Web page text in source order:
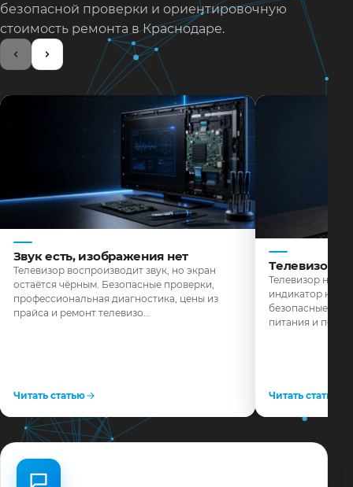
безопасной проверки и ориентировочную
стоимость ремонта в Краснодаре.
Звук есть, изображения нет
Телевизор воспроизводит звук, но экран
остаётся чёрным. Безопасные проверки,
профессиональная диагностика, цены из
прайса и ремонт телевизо…
Читать статью
Телевизор
Телевизор не
индикатор не
безопасные
питания и
Читать статью